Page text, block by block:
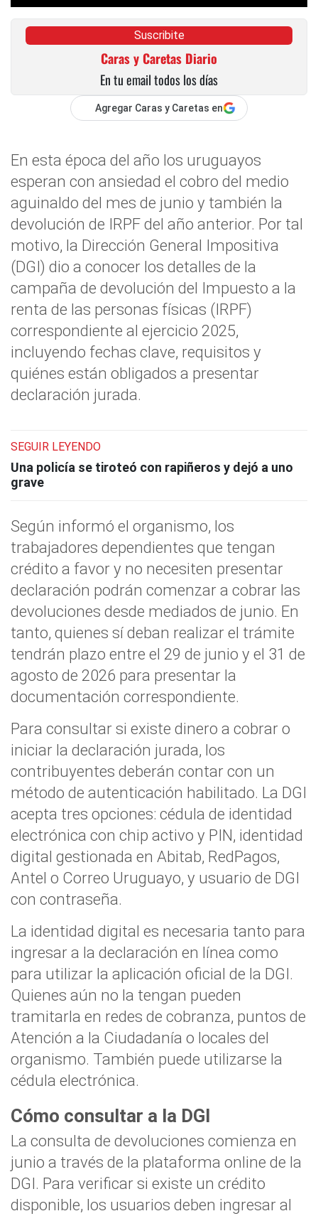
Suscribite
Caras y Caretas Diario
En tu email todos los días
Agregar Caras y Caretas en
En esta época del año los uruguayos
esperan con ansiedad el cobro del medio
aguinaldo del mes de junio y también la
devolución de IRPF del año anterior. Por tal
motivo, la Dirección General Impositiva
(DGI) dio a conocer los detalles de la
campaña de devolución del Impuesto a la
renta de las personas físicas (IRPF)
correspondiente al ejercicio 2025,
incluyendo fechas clave, requisitos y
quiénes están obligados a presentar
declaración jurada.
SEGUIR LEYENDO
Una policía se tiroteó con rapiñeros y dejó a uno
grave
Según informó el organismo, los
trabajadores dependientes que tengan
crédito a favor y no necesiten presentar
declaración podrán comenzar a cobrar las
devoluciones desde mediados de junio. En
tanto, quienes sí deban realizar el trámite
tendrán plazo entre el 29 de junio y el 31 de
agosto de 2026 para presentar la
documentación correspondiente.
Para consultar si existe dinero a cobrar o
iniciar la declaración jurada, los
contribuyentes deberán contar con un
método de autenticación habilitado. La DGI
acepta tres opciones: cédula de identidad
electrónica con chip activo y PIN, identidad
digital gestionada en Abitab, RedPagos,
Antel o Correo Uruguayo, y usuario de DGI
con contraseña.
La identidad digital es necesaria tanto para
ingresar a la declaración en línea como
para utilizar la aplicación oficial de la DGI.
Quienes aún no la tengan pueden
tramitarla en redes de cobranza, puntos de
Atención a la Ciudadanía o locales del
organismo. También puede utilizarse la
cédula electrónica.
Cómo consultar a la DGI
La consulta de devoluciones comienza en
junio a través de la plataforma online de la
DGI. Para verificar si existe un crédito
disponible, los usuarios deben ingresar al